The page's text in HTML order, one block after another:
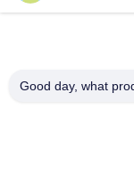
86--13662697476
Good day, what